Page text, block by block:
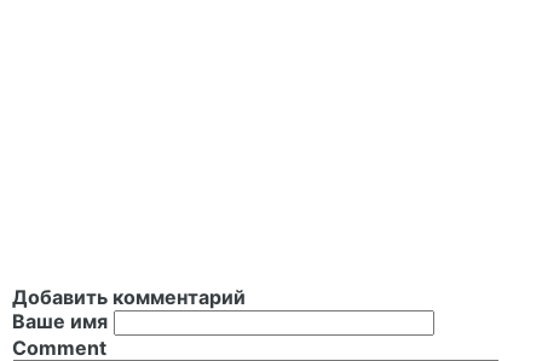
Добавить комментарий
Ваше имя
Comment